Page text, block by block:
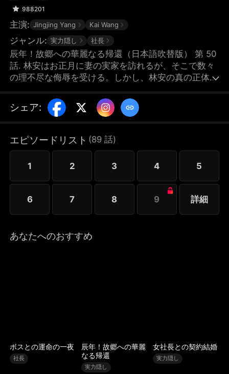
988201
主演: Jingjing Yang Kai Wang
ジャンル: 実力隠し 社長
辰年！故郷への華麗なる帰還（日本語吹替版） 第 50
話. 林安はお正月に妻の実家を訪れるが、そこで数々
の理不尽な侮辱を受ける。しかし、林安の真の正体
であることは、誰も知らない。
シェア:
エピソードリスト (89 話)
1 2 3 4 5
6 7 8 9 詳細
あなたへのおすすめ
ボスとの運命の一夜
社長
辰年！故郷への華麗
なる帰還
実力隠し
女社長との契約結婚
実力隠し